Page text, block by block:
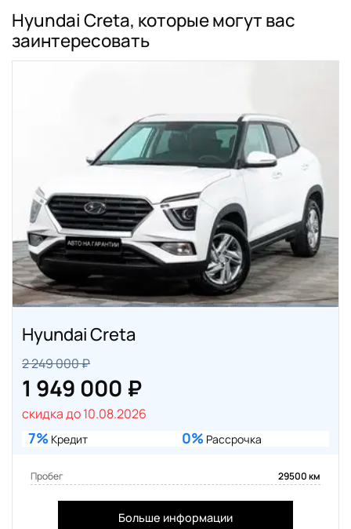
Hyundai Creta, которые могут вас
заинтересовать
Hyundai Creta
2 249 000 ₽
1 949 000 ₽
скидка до 10.08.2026
7% Кредит 0% Рассрочка
Пробег 29500 км
Больше информации